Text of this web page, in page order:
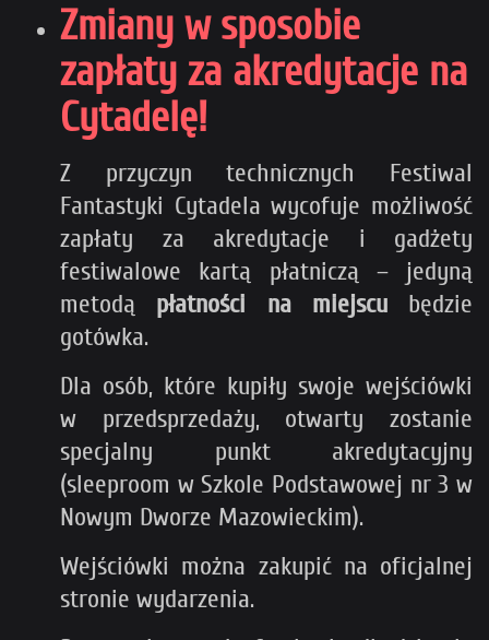
Zmiany w sposobie
zapłaty za akredytacje na
Cytadelę!
Z przyczyn technicznych Festiwal
Fantastyki Cytadela wycofuje możliwość
zapłaty za akredytacje i gadżety
festiwalowe kartą płatniczą – jedyną
metodą płatności na miejscubędzie
gotówka.
Dla osób, które kupiły swoje wejściówki
w przedsprzedaży, otwarty zostanie
specjalny punkt akredytacyjny
(sleeproom w Szkole Podstawowej nr 3 w
Nowym Dworze Mazowieckim).
Wejściówki można zakupić na oficjalnej
stronie wydarzenia.